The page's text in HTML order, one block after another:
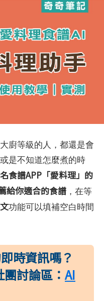
廚等級的人，都還是會
是不知道怎麼煮的時
食譜APP「愛料理」的
給你適合的食譜 ，在等
功能可以填補空白時間
時資訊嗎？
討論區： AI